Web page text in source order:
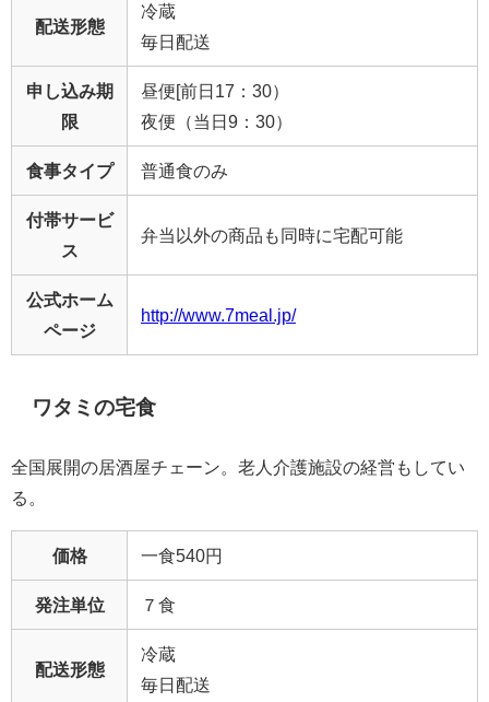
配送形態
冷蔵
毎日配送
申し込み期
限
昼便[前日17：30）
夜便（当日9：30）
食事タイプ 普通食のみ
付帯サービ
ス
弁当以外の商品も同時に宅配可能
公式ホーム
ページ
http://www.7meal.jp/
ワタミの宅食
全国展開の居酒屋チェーン。老人介護施設の経営もしてい
る。
価格 一食540円
発注単位 ７食
配送形態
冷蔵
毎日配送